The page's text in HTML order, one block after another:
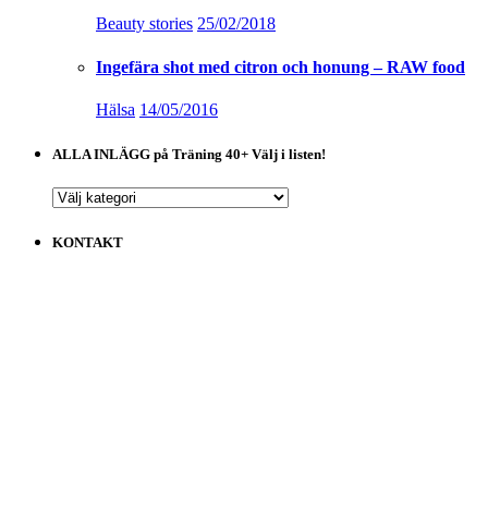
Beauty stories 25/02/2018
Ingefära shot med citron och honung – RAW food
Hälsa 14/05/2016
ALLA INLÄGG på Träning 40+ Välj i listen!
ALLA
på
KONTAKT